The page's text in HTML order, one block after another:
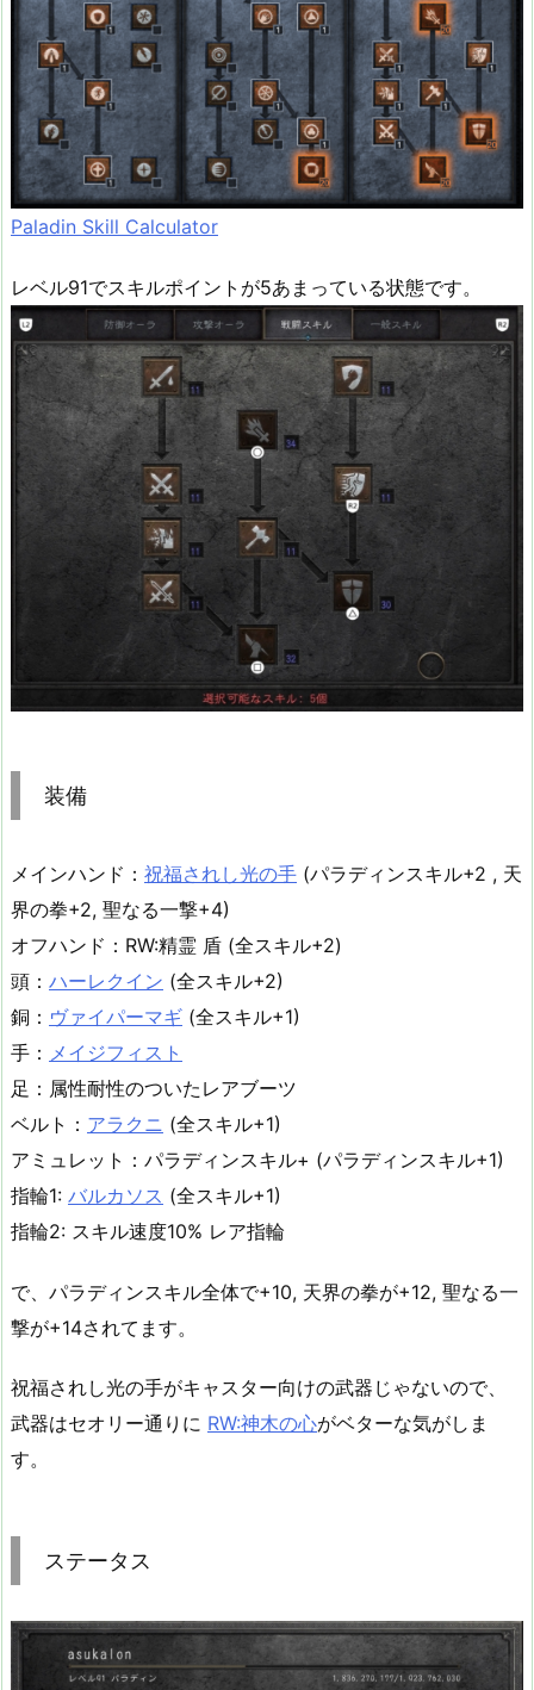
Paladin Skill Calculator
レベル91でスキルポイントが5あまっている状態です。
装備
メインハンド： 祝福されし光の手 (パラディンスキル+2 , 天
界の拳+2, 聖なる一撃+4)
オフハンド：RW:精霊 盾 (全スキル+2)
頭： ハーレクイン (全スキル+2)
銅： ヴァイパーマギ (全スキル+1)
手： メイジフィスト
足：属性耐性のついたレアブーツ
ベルト： アラクニ (全スキル+1)
アミュレット：パラディンスキル+ (パラディンスキル+1)
指輪1: バルカソス (全スキル+1)
指輪2: スキル速度10% レア指輪
で、パラディンスキル全体で+10, 天界の拳が+12, 聖なる一
撃が+14されてます。
祝福されし光の手がキャスター向けの武器じゃないので、
武器はセオリー通りに RW:神木の心がベターな気がしま
す。
ステータス